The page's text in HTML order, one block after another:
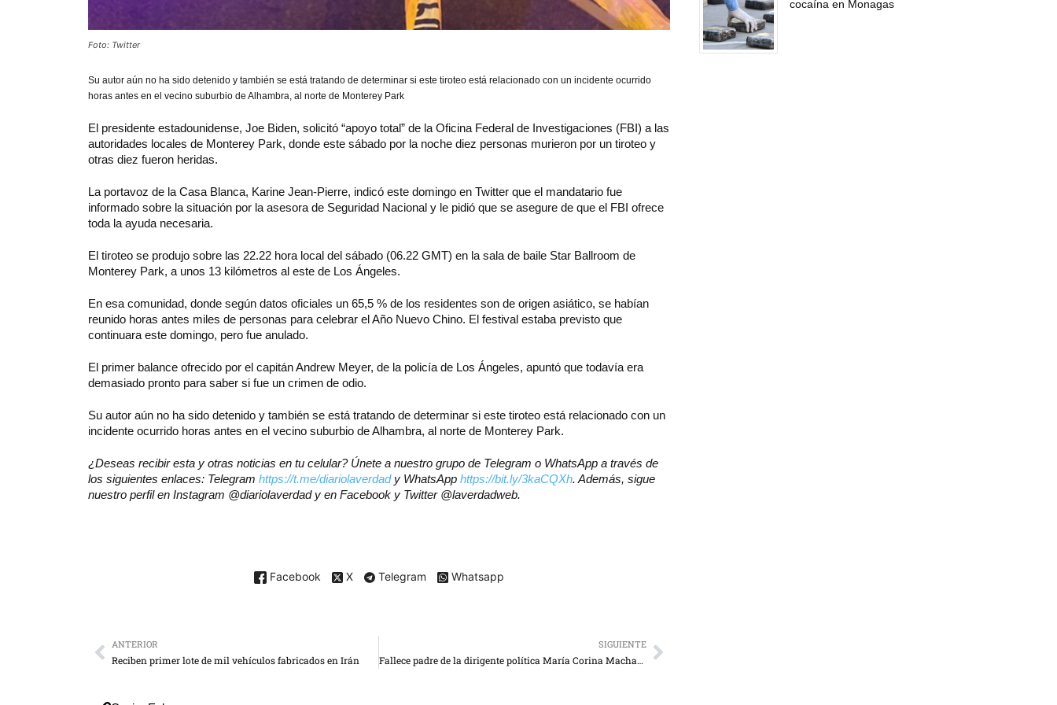
Foto: Twitter
Su autor aún no ha sido detenido y también se está tratando de determinar si este tiroteo está relacionado con un incidente ocurrido
horas antes en el vecino suburbio de Alhambra, al norte de Monterey Park
El presidente estadounidense, Joe Biden, solicitó “apoyo total” de la Oficina Federal de Investigaciones (FBI) a las
autoridades locales de Monterey Park, donde este sábado por la noche diez personas murieron por un tiroteo y
otras diez fueron heridas.
La portavoz de la Casa Blanca, Karine Jean-Pierre, indicó este domingo en Twitter que el mandatario fue
informado sobre la situación por la asesora de Seguridad Nacional y le pidió que se asegure de que el FBI ofrece
toda la ayuda necesaria.
El tiroteo se produjo sobre las 22.22 hora local del sábado (06.22 GMT) en la sala de baile Star Ballroom de
Monterey Park, a unos 13 kilómetros al este de Los Ángeles.
En esa comunidad, donde según datos oficiales un 65,5 % de los residentes son de origen asiático, se habían
reunido horas antes miles de personas para celebrar el Año Nuevo Chino. El festival estaba previsto que
continuara este domingo, pero fue anulado.
El primer balance ofrecido por el capitán Andrew Meyer, de la policía de Los Ángeles, apuntó que todavía era
demasiado pronto para saber si fue un crimen de odio.
Su autor aún no ha sido detenido y también se está tratando de determinar si este tiroteo está relacionado con un
incidente ocurrido horas antes en el vecino suburbio de Alhambra, al norte de Monterey Park.
¿Deseas recibir esta y otras noticias en tu celular? Únete a nuestro grupo de Telegram o WhatsApp a través de
los siguientes enlaces: Telegram https://t.me/diariolaverdady WhatsApp https://bit.ly/3kaCQXh. Además, sigue
nuestro perfil en Instagram @diariolaverdad y en Facebook y Twitter @laverdadweb.
Facebook X Telegram Whatsapp
cocaína en Monagas
ANTERIOR
Reciben primer lote de mil vehículos fabricados en Irán
SIGUIENTE
Fallece padre de la dirigente política María Corina Machado